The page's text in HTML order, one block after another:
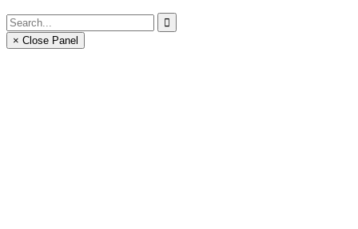
× Close Panel